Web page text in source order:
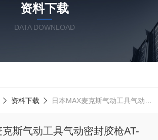
资料下载
DATA DOWNLOAD
资料下载 日本MAX麦克斯气动工具气动密封胶枪AT-CG50的参数规格
克斯气动工具气动密封胶枪AT-